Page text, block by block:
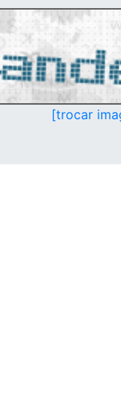
[trocar